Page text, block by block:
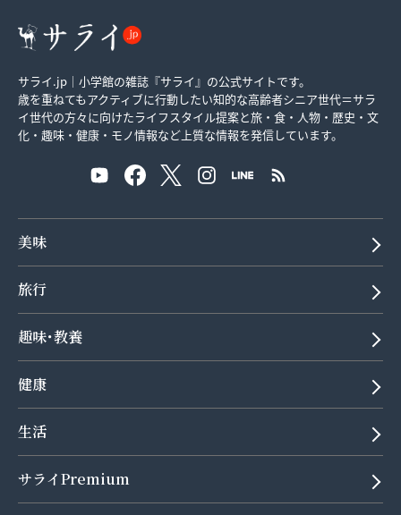
サライ.jp｜小学館の雑誌『サライ』の公式サイトです。
歳を重ねてもアクティブに行動したい知的な高齢者シニア世代＝サラ
イ世代の方々に向けたライフスタイル提案と旅・食・人物・歴史・文
化・趣味・健康・モノ情報など上質な情報を発信しています。
美味
旅行
趣味･教養
健康
生活
サライPremium